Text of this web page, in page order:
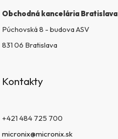
Obchodná kancelária Bratislava
Púchovská 8 - budova ASV
831 06 Bratislava
Kontakty
+421 484 725 700
micronix@micronix.sk